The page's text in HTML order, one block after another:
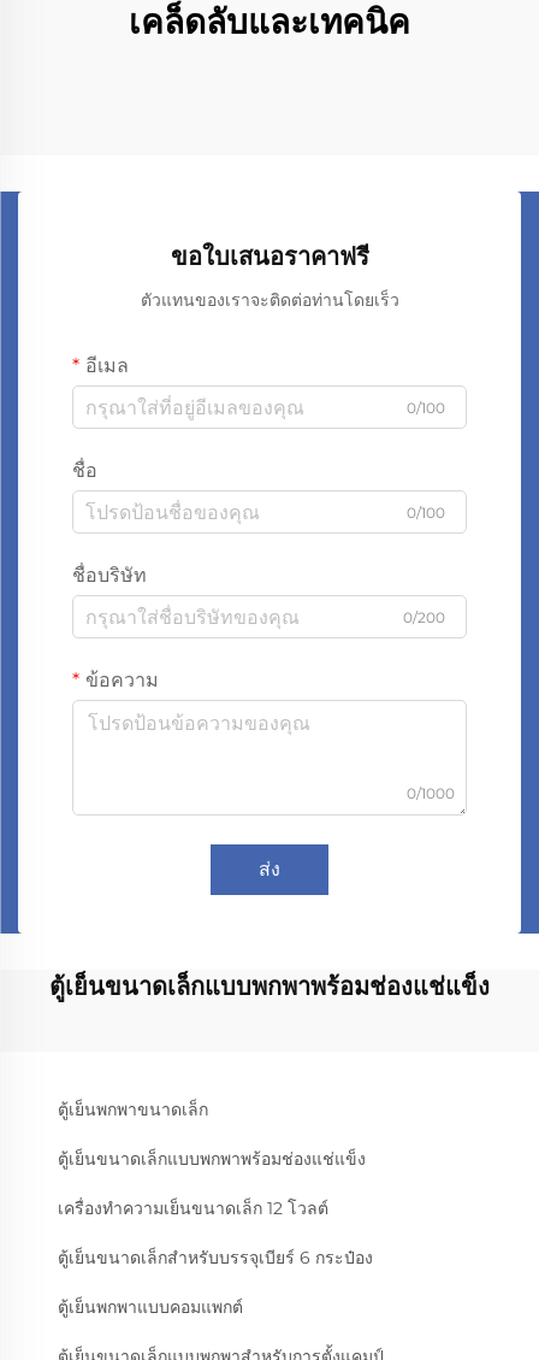
เคล็ดลับและเทคนิค
ขอใบเสนอราคาฟรี
ตัวแทนของเราจะติดต่อท่านโดยเร็ว
อีเมล
0/100
ชื่อ
0/100
ชื่อบริษัท
0/200
ข้อความ
0/1000
ส่ง
ตู้เย็นขนาดเล็กแบบพกพาพร้อมช่องแช่แข็ง
ตู้เย็นพกพาขนาดเล็ก
ตู้เย็นขนาดเล็กแบบพกพาพร้อมช่องแช่แข็ง
เครื่องทำความเย็นขนาดเล็ก 12 โวลต์
ตู้เย็นขนาดเล็กสำหรับบรรจุเบียร์ 6 กระป๋อง
ตู้เย็นพกพาแบบคอมแพกต์